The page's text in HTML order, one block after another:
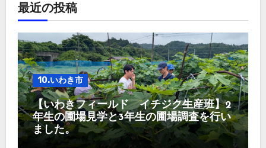
最近の投稿
10.いわき市
【いわきフィールド イチジク生産班】2
年生の圃場見学と3年生の圃場調査を行い
ました。